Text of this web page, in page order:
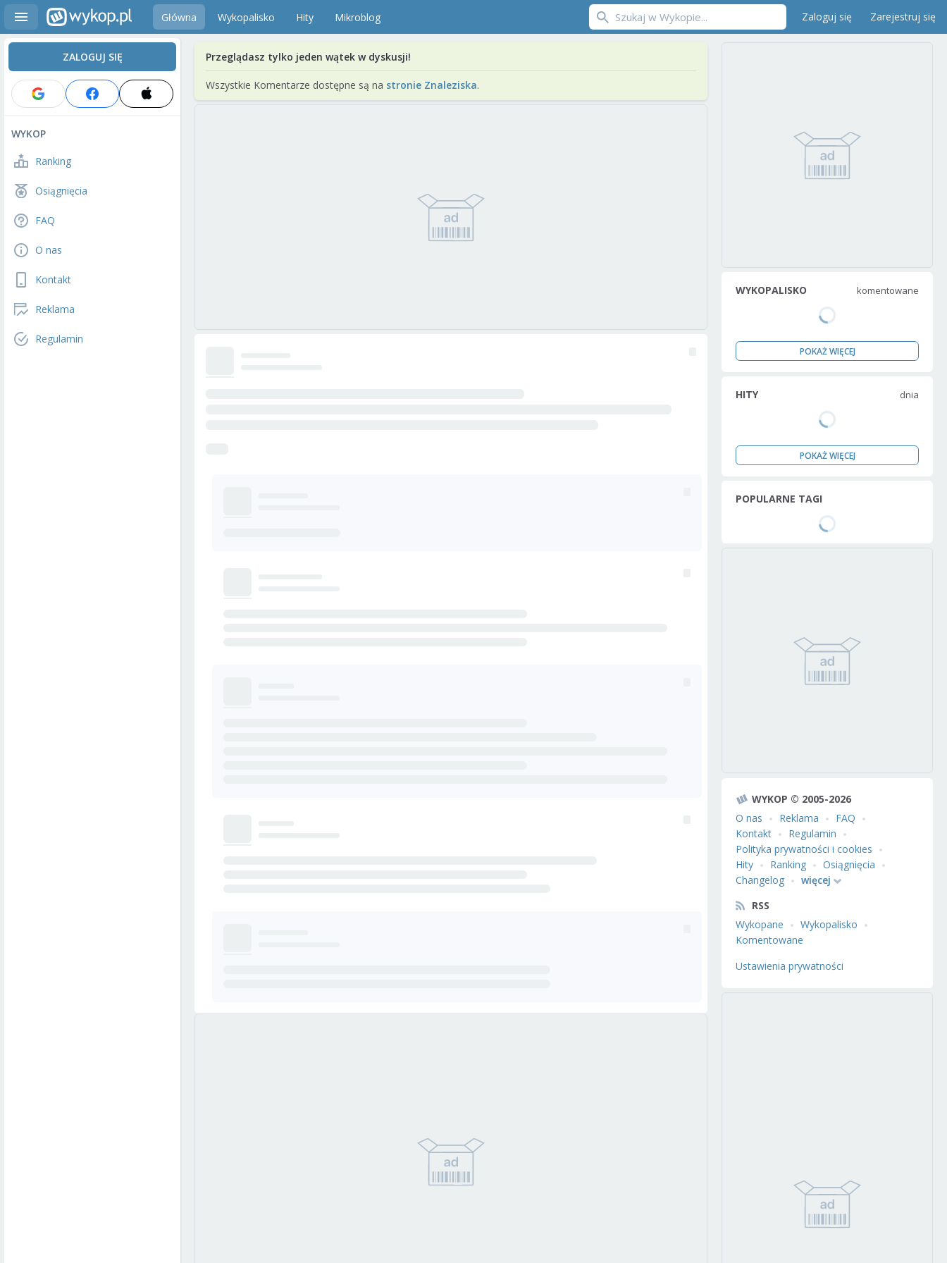
Główna Wykopalisko Hity Mikroblog Zaloguj się Zarejestruj się
ZALOGUJ SIĘ
WYKOP
Ranking
Osiągnięcia
FAQ
O nas
Kontakt
Reklama
Regulamin
Przeglądasz tylko jeden wątek w dyskusji!
Wszystkie Komentarze dostępne są na stronie Znaleziska.
WYKOPALISKO komentowane
POKAŻ WIĘCEJ
HITY dnia
POKAŻ WIĘCEJ
POPULARNE TAGI
WYKOP © 2005-2026
O nas
Reklama
FAQ
Kontakt
Regulamin
Polityka prywatności i cookies
Hity
Ranking
Osiągnięcia
Changelog
więcej
RSS
Wykopane
Wykopalisko
Komentowane
Ustawienia prywatności